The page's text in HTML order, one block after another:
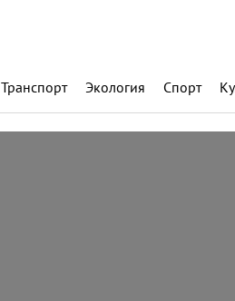
Транспорт Экология Спорт